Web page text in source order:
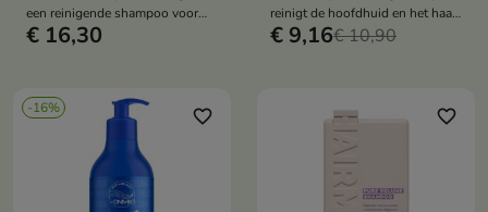
een reinigende shampoo voor
hoofdhuiden die gevoelig zijn
hoofdhuid te verfrissen.
€ 16,30
reinigt de hoofdhuid en het haar
grondig, verwijdert overtollig
€ 9,16€ 10,90
-16% favorite_border favorite_border